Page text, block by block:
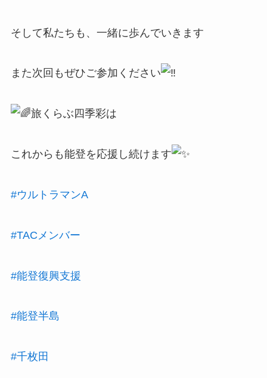
そして私たちも、一緒に歩んでいきます
また次回もぜひご参加ください
旅くらぶ四季彩は
これからも能登を応援し続けます
#ウルトラマンA
#TACメンバー
#能登復興支援
#能登半島
#千枚田